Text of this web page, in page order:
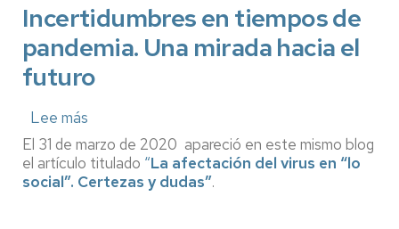
Incertidumbres en tiempos de
pandemia. Una mirada hacia el
futuro
Lee más
Incertidumbres
en
tiempos
de
El 31 de marzo de 2020 apareció en este mismo blog
el artículo titulado “La afectación del virus en “lo
social”. Certezas y dudas”.